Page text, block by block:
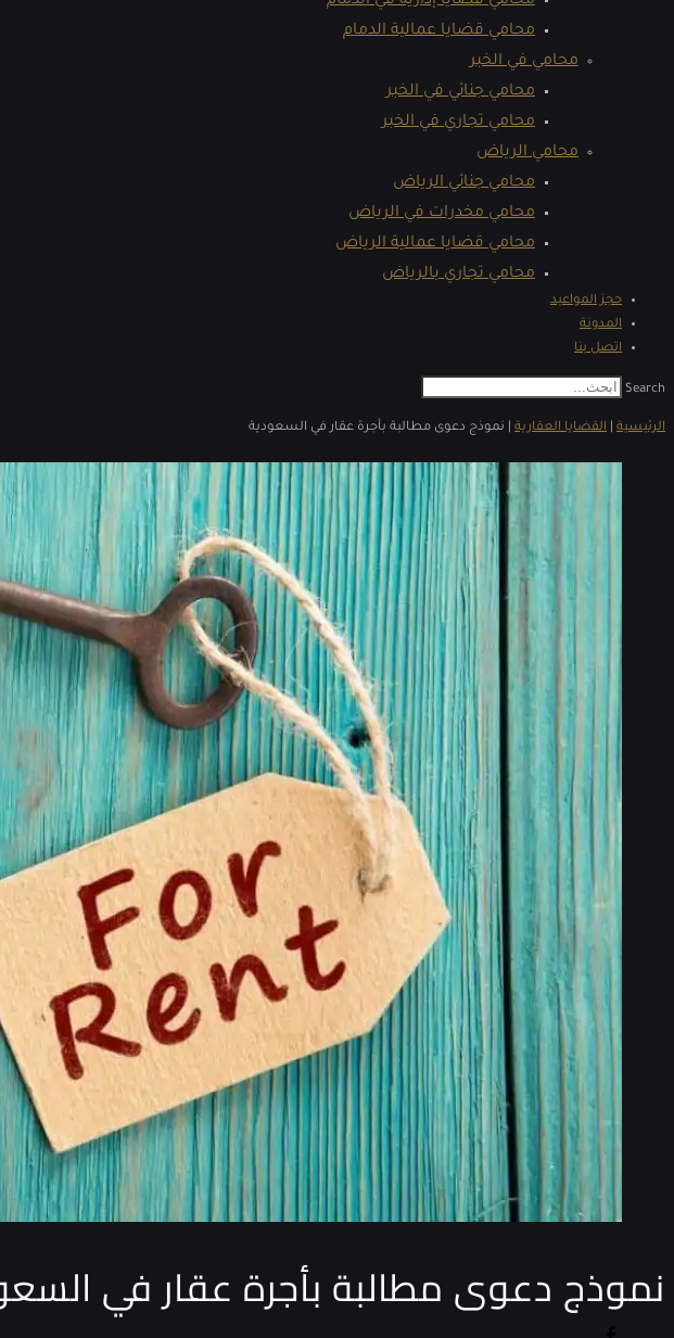
محامي قضايا عمالية الدمام
محامي في الخبر
محامي جنائي في الخبر
محامي تجاري في الخبر
محامي الرياض
محامي جنائي الرياض
محامي مخدرات في الرياض
محامي قضايا عمالية الرياض
محامي تجاري بالرياض
حجز المواعيد
المدونة
اتصل بنا
Search
الرئيسية القضايا العقارية نموذج دعوى مطالبة بأجرة عقار في السعودية
نموذج دعوى مطالبة بأجرة عقار في